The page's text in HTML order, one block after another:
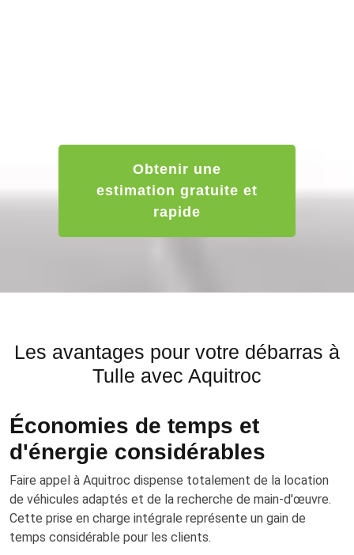
Obtenir une
estimation gratuite et
rapide
Les avantages pour votre débarras à
Tulle avec Aquitroc
Économies de temps et
d'énergie considérables
Faire appel à Aquitroc dispense totalement de la location
de véhicules adaptés et de la recherche de main-d'œuvre.
Cette prise en charge intégrale représente un gain de
temps considérable pour les clients.